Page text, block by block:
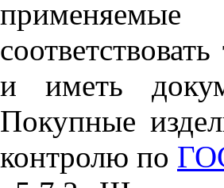
и иметь
Покупные
контролю по